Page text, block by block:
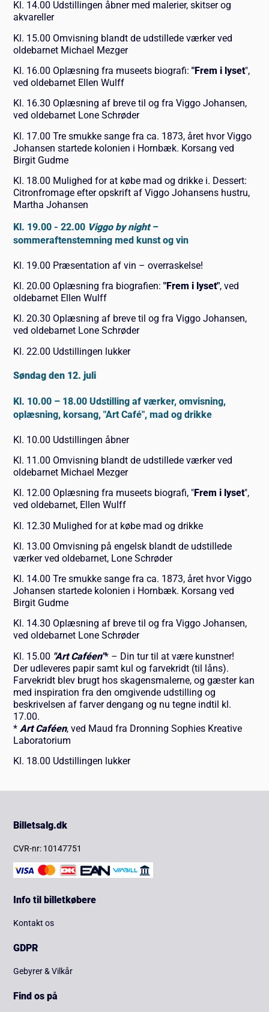
Kl. 14.00 Udstillingen åbner med malerier, skitser og
akvareller
Kl. 15.00 Omvisning blandt de udstillede værker ved
oldebarnet Michael Mezger
Kl. 16.00 Oplæsning fra museets biografi:"Frem i lyset",
ved oldebarnet Ellen Wulff
Kl. 16.30 Oplæsning af breve til og fra Viggo Johansen,
ved oldebarnet Lone Schrøder
Kl. 17.00 Tre smukke sange fra ca. 1873, året hvor Viggo
Johansen startede kolonien i Hornbæk. Korsang ved
Birgit Gudme
Kl. 18.00 Mulighed for at købe mad og drikke i. Dessert:
Citronfromage efter opskrift af Viggo Johansens hustru,
Martha Johansen
Kl. 19.00 - 22.00 Viggo by night–
sommeraftenstemning med kunst og vin
Kl. 19.00 Præsentation af vin – overraskelse!
Kl. 20.00 Oplæsning fra biografien:"Frem i lyset", ved
oldebarnet Ellen Wulff
Kl. 20.30 Oplæsning af breve til og fra Viggo Johansen,
ved oldebarnet Lone Schrøder
Kl. 22.00 Udstillingen lukker
Søndag den 12. juli
Kl. 10.00 – 18.00 Udstilling af værker, omvisning,
oplæsning, korsang, "Art Café", mad og drikke
Kl. 10.00 Udstillingen åbner
Kl. 11.00 Omvisning blandt de udstillede værker ved
oldebarnet Michael Mezger
Kl. 12.00 Oplæsning fra museets biografi, "Frem i lyset",
ved oldebarnet, Ellen Wulff
Kl. 12.30 Mulighed for at købe mad og drikke
Kl. 13.00 Omvisning på engelsk blandt de udstillede
værker ved oldebarnet, Lone Schrøder
Kl. 14.00 Tre smukke sange fra ca. 1873, året hvor Viggo
Johansen startede kolonien i Hornbæk. Korsang ved
Birgit Gudme
Kl. 14.30 Oplæsning af breve til og fra Viggo Johansen,
ved oldebarnet Lone Schrøder
Kl. 15.00 "Art Caféen"* – Din tur til at være kunstner!
Der udleveres papir samt kul og farvekridt (til låns).
Farvekridt blev brugt hos skagensmalerne, og gæster kan
med inspiration fra den omgivende udstilling og
beskrivelsen af farver dengang og nu tegne indtil kl.
17.00.
*Art Caféen, ved Maud fra Dronning Sophies Kreative
Laboratorium
Kl. 18.00 Udstillingen lukker
Billetsalg.dk
CVR-nr: 10147751
Info til billetkøbere
Kontakt os
GDPR
Gebyrer & Vilkår
Find os på